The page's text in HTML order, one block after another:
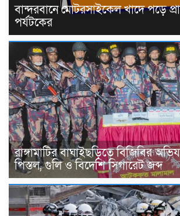
বান্দরবানে মোটরসাইকেল খাদে পড়ে
পর্যটকের
রাঙ্গামাটির বাঘাইছড়িতে বিজিবির
পিস্তল, গুলি ও বিদেশি সিগারেট জব্দ